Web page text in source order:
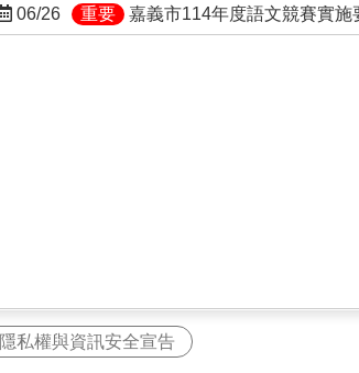
06/26
重要 嘉義市114年度語文競賽實施
隱私權與資訊安全宣告